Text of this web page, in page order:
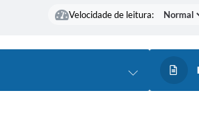
Velocidade de leitura: